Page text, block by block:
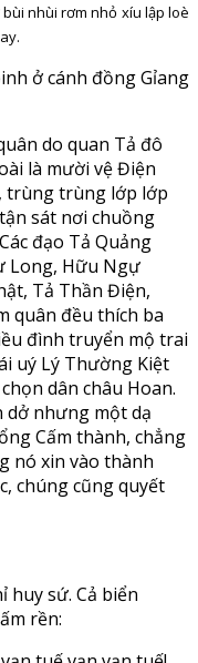
nhùi rơm nhỏ xíu lập loè
ở cánh đồng Gỉang
do quan Tả đô
là mười vệ Điện
trùng trùng lớp lớp
sát nơi chuồng
đạo Tả Quảng
Long, Hữu Ngự
Tả Thần Điện,
quân đều thích ba
đình truyển mộ trai
uý Lý Thường Kiệt
dân châu Hoan.
dở nhưng một dạ
Cấm thành, chẳng
nó xin vào thành
chúng cũng quyết
huy sứ. Cả biển
rền: